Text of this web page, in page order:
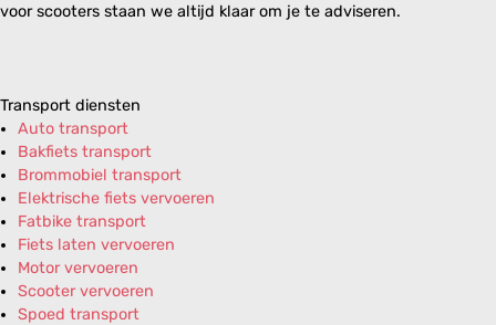
voor scooters staan we altijd klaar om je te adviseren.
Transport diensten
Auto transport
Bakfiets transport
Brommobiel transport
Elektrische fiets vervoeren
Fatbike transport
Fiets laten vervoeren
Motor vervoeren
Scooter vervoeren
Spoed transport